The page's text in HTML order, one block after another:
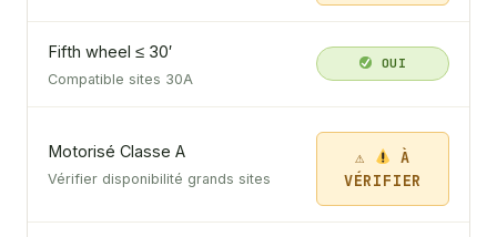
Fifth wheel ≤ 30′
Compatible sites 30A
OUI
Motorisé Classe A
Vérifier disponibilité grands sites
À
VÉRIFIER